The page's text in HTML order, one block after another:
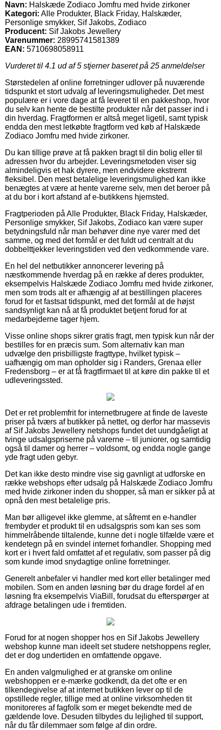
Navn: Halskæde Zodiaco Jomfru med hvide zirkoner
Kategori: Alle Produkter, Black Friday, Halskæder,
Personlige smykker, Sif Jakobs, Zodiaco
Producent: Sif Jakobs Jewellery
Varenummer: 28995741581389
EAN: 5710698058911
Vurderet til 4.1 ud af 5 stjerner baseret på 25 anmeldelser
Størstedelen af online forretninger udlover på nuværende
tidspunkt et stort udvalg af leveringsmuligheder. Det mest
populære er i vore dage at få leveret til en pakkeshop, hvor
du selv kan hente de bestilte produkter når det passer ind i
din hverdag. Fragtformen er altså meget ligetil, samt typisk
endda den mest letkøbte fragtform ved køb af Halskæde
Zodiaco Jomfru med hvide zirkoner.
Du kan tillige prøve at få pakken bragt til din bolig eller til
adressen hvor du arbejder. Leveringsmetoden viser sig
almindeligvis et hak dyrere, men endvidere ekstremt
fleksibel. Den mest betalelige leveringsmulighed kan ikke
benægtes at være at hente varerne selv, men det beroer på
at du bor i kort afstand af e-butikkens hjemsted.
Fragtperioden på Alle Produkter, Black Friday, Halskæder,
Personlige smykker, Sif Jakobs, Zodiaco kan være super
betydningsfuld når man behøver dine nye varer med det
samme, og med det formål er det fuldt ud centralt at du
dobbelttjekker leveringstiden ved den vedkommende vare.
En hel del netbutikker annoncerer levering på
næstkommende hverdag på en række af deres produkter,
eksempelvis Halskæde Zodiaco Jomfru med hvide zirkoner,
men som trods alt er afhængig af at bestillingen placeres
forud for et fastsat tidspunkt, med det formål at de højst
sandsynligt kan nå at få produktet betjent forud for at
medarbejderne tager hjem.
Visse online shops sikrer gratis fragt, men typisk kun når der
bestilles for en præcis sum. Som alternativ kan man
udvælge den prisbilligste fragttype, hvilket typisk –
uafhængig om man opholder sig i Randers, Grenaa eller
Fredensborg – er at få fragtfirmaet til at køre din pakke til et
udleveringssted.
Det er ret problemfrit for internetbrugere at finde de laveste
priser på tværs af butikker på nettet, og derfor har massevis
af Sif Jakobs Jewellery netshops fundet det uundgåeligt at
tvinge udsalgspriserne på varerne – til juniorer, og samtidig
også til damer og herrer – voldsomt, og endda nogle gange
yde fragt uden gebyr.
Det kan ikke desto mindre vise sig gavnligt at udforske en
række webshops efter udsalg på Halskæde Zodiaco Jomfru
med hvide zirkoner inden du shopper, så man er sikker på at
opnå den mest betalelige pris.
Man bør alligevel ikke glemme, at såfremt en e-handler
frembyder et produkt til en udsalgspris som kan ses som
himmelråbende tiltalende, kunne det i nogle tilfælde være et
kendetegn på en svindel internet forhandler. Shopping med
kort er i hvert fald omfattet af et regulativ, som passer på dig
som kunde imod snydagtige online forretninger.
Generelt anbefaler vi handler med kort eller betalinger med
mobilen. Som en anden løsning bør du drage fordel af en
løsning fra eksempelvis ViaBill, forudsat du efterspørger at
afdrage betalingen ude i fremtiden.
Forud for at nogen shopper hos en Sif Jakobs Jewellery
webshop kunne man ideelt set studere netshoppens regler,
det er dog undertiden en omfattende opgave.
En anden valgmulighed er at granske om online
webshoppen er e-mærke godkendt, da det ofte er en
tilkendegivelse af at internet butikken lever op til de
opstillede regler, tillige med at online virksomheden tit
monitoreres af fagfolk som er meget bekendte med de
gældende love. Desuden tilbydes du lejlighed til support,
når du får dilemmaer som følge af din ordre.